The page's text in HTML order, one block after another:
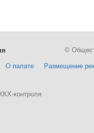
контроля
О палате Размещение
©